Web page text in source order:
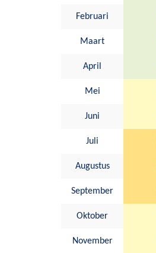
Februari
Maart
April
Mei
Juni
Juli
Augustus
September
Oktober
November